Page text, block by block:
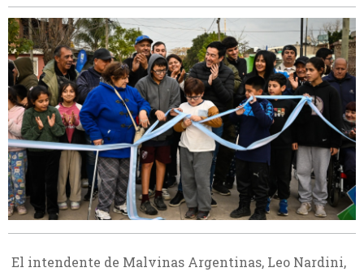
El intendente de Malvinas Argentinas, Leo Nardini,